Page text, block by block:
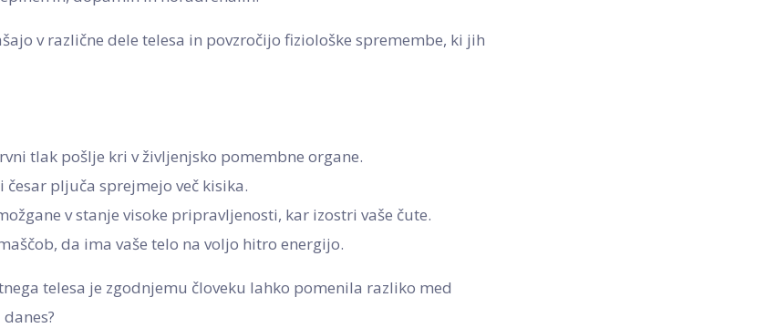
v različne dele telesa in povzročijo fiziološke spremembe, ki jih
tlak pošlje kri v življenjsko pomembne organe.
pljuča sprejmejo več kisika.
v stanje visoke pripravljenosti, kar izostri vaše čute.
da ima vaše telo na voljo hitro energijo.
telesa je zgodnjemu človeku lahko pomenila razliko med